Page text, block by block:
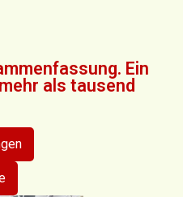
Ein
als tausend